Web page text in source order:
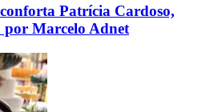
Patrícia Cardoso,
Marcelo Adnet